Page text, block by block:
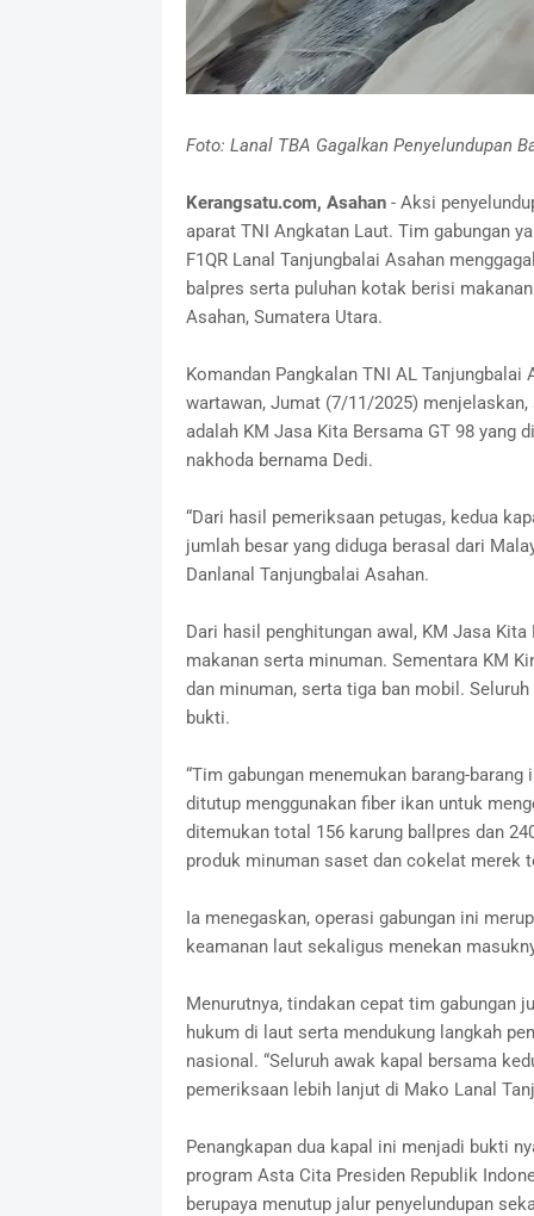
Foto: Lanal TBA Gagalkan Penyelundupan
Kerangsatu.com, Asahan- Aksi
aparat TNI Angkatan Laut. Tim gabungan
F1QR Lanal Tanjungbalai Asahan
balpres serta puluhan kotak berisi
Asahan, Sumatera Utara.
Komandan Pangkalan TNI AL
wartawan, Jumat (7/11/2025)
adalah KM Jasa Kita Bersama GT 98 yang
nakhoda bernama Dedi.
“Dari hasil pemeriksaan petugas, kedua
jumlah besar yang diduga berasal dari
Danlanal Tanjungbalai Asahan.
Dari hasil penghitungan awal, KM Jasa
makanan serta minuman. Sementara KM
dan minuman, serta tiga ban mobil.
bukti.
“Tim gabungan menemukan barang-
ditutup menggunakan fiber ikan untuk
ditemukan total 156 karung ballpres dan
produk minuman saset dan cokelat merek
Ia menegaskan, operasi gabungan ini
keamanan laut sekaligus menekan
Menurutnya, tindakan cepat tim gabungan
hukum di laut serta mendukung langkah
nasional. “Seluruh awak kapal bersama
pemeriksaan lebih lanjut di Mako Lanal
Penangkapan dua kapal ini menjadi bukti
program Asta Cita Presiden Republik
berupaya menutup jalur penyelundupan